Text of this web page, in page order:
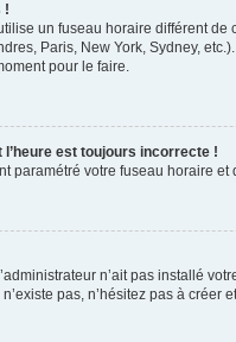
!
un fuseau horaire différent
Paris, New York, Sydney,
pour le faire.
l’heure est toujours incorrecte !
paramétré votre fuseau horaire
n’ait pas installé
pas, n’hésitez pas à